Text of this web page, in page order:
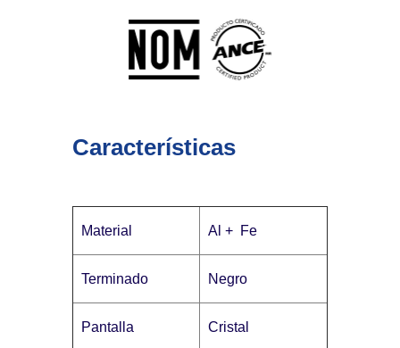
Características
Material Al + Fe
Terminado Negro
Pantalla Cristal